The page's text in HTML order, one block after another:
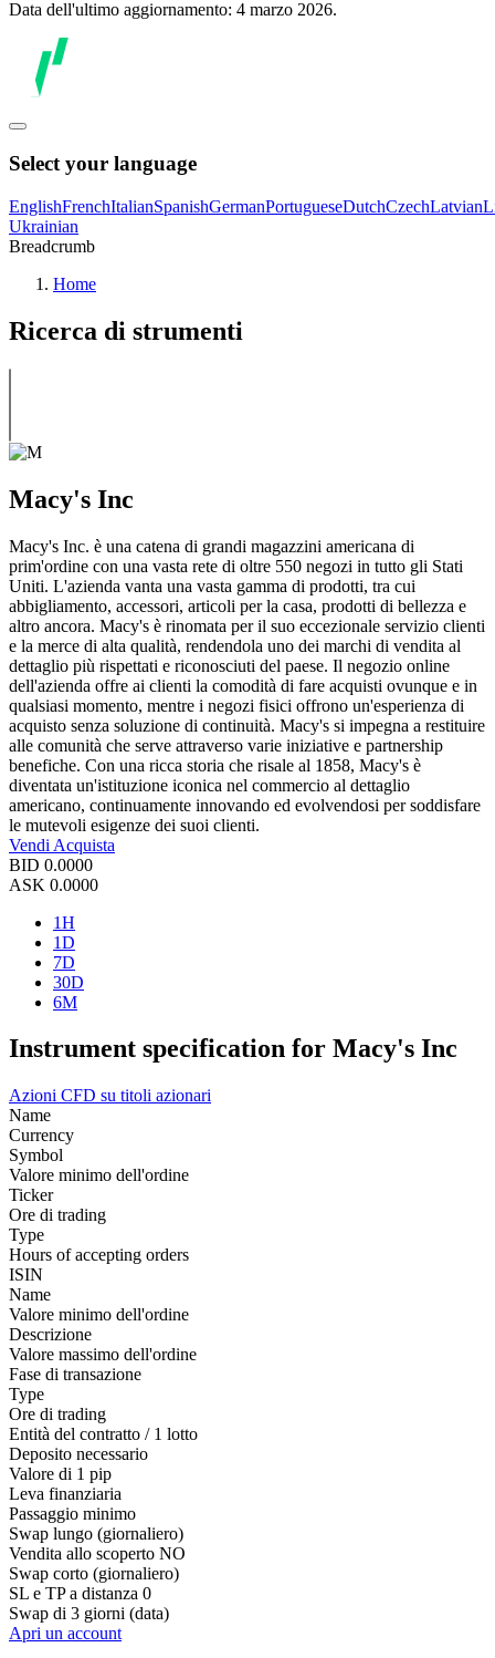
Data dell'ultimo aggiornamento: 4 marzo 2026.
Select your language
EnglishFrenchItalianSpanishGermanPortugueseDutchCzechLatvian
Ukrainian
Breadcrumb
Home
Ricerca di strumenti
Macy's Inc
Macy's Inc. è una catena di grandi magazzini americana di
prim'ordine con una vasta rete di oltre 550 negozi in tutto gli Stati
Uniti. L'azienda vanta una vasta gamma di prodotti, tra cui
abbigliamento, accessori, articoli per la casa, prodotti di bellezza e
altro ancora. Macy's è rinomata per il suo eccezionale servizio clienti
e la merce di alta qualità, rendendola uno dei marchi di vendita al
dettaglio più rispettati e riconosciuti del paese. Il negozio online
dell'azienda offre ai clienti la comodità di fare acquisti ovunque e in
qualsiasi momento, mentre i negozi fisici offrono un'esperienza di
acquisto senza soluzione di continuità. Macy's si impegna a restituire
alle comunità che serve attraverso varie iniziative e partnership
benefiche. Con una ricca storia che risale al 1858, Macy's è
diventata un'istituzione iconica nel commercio al dettaglio
americano, continuamente innovando ed evolvendosi per soddisfare
le mutevoli esigenze dei suoi clienti.
Vendi Acquista
BID 0.0000
ASK 0.0000
1H
1D
7D
30D
6M
Instrument specification for Macy's Inc
Azioni CFD su titoli azionari
Name
Currency
Symbol
Valore minimo dell'ordine
Ticker
Ore di trading
Type
Hours of accepting orders
ISIN
Name
Valore minimo dell'ordine
Descrizione
Valore massimo dell'ordine
Fase di transazione
Type
Ore di trading
Entità del contratto / 1 lotto
Deposito necessario
Valore di 1 pip
Leva finanziaria
Passaggio minimo
Swap lungo (giornaliero)
Vendita allo scoperto NO
Swap corto (giornaliero)
SL e TP a distanza 0
Swap di 3 giorni (data)
Apri un account